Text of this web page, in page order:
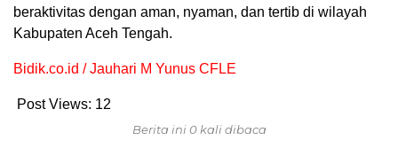
beraktivitas dengan aman, nyaman, dan tertib di wilayah
Kabupaten Aceh Tengah.
Bidik.co.id / Jauhari M Yunus CFLE
Post Views: 12
Berita ini 0 kali dibaca